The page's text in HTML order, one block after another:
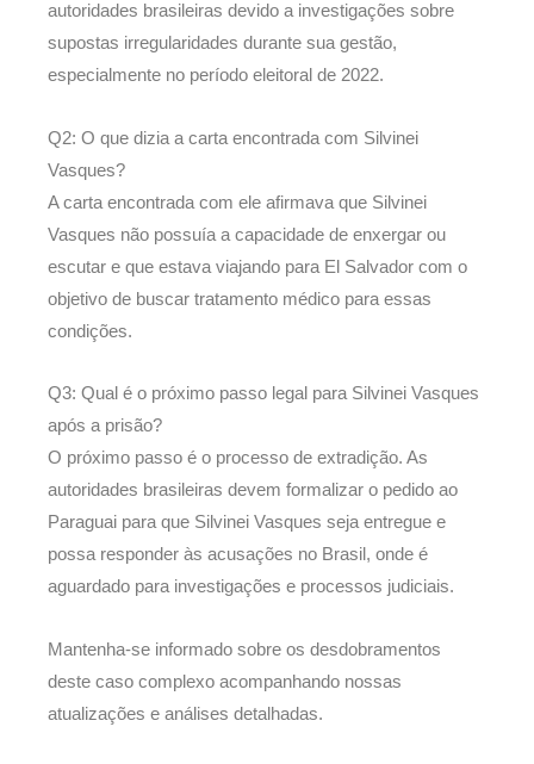
autoridades brasileiras devido a investigações sobre
supostas irregularidades durante sua gestão,
especialmente no período eleitoral de 2022.
Q2: O que dizia a carta encontrada com Silvinei
Vasques?
A carta encontrada com ele afirmava que Silvinei
Vasques não possuía a capacidade de enxergar ou
escutar e que estava viajando para El Salvador com o
objetivo de buscar tratamento médico para essas
condições.
Q3: Qual é o próximo passo legal para Silvinei Vasques
após a prisão?
O próximo passo é o processo de extradição. As
autoridades brasileiras devem formalizar o pedido ao
Paraguai para que Silvinei Vasques seja entregue e
possa responder às acusações no Brasil, onde é
aguardado para investigações e processos judiciais.
Mantenha-se informado sobre os desdobramentos
deste caso complexo acompanhando nossas
atualizações e análises detalhadas.